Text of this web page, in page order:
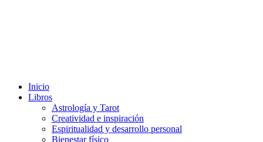
Inicio
Libros
Astrología y Tarot
Creatividad e inspiración
Espiritualidad y desarrollo personal
Bienestar físico